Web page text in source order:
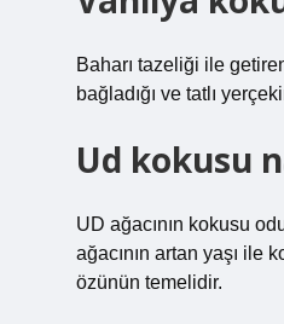
Baharı tazeliği ile
bağladığı ve tatlı
Ud kokusu
UD ağacının kokusu
ağacının artan yaşı
özünün temelidir.